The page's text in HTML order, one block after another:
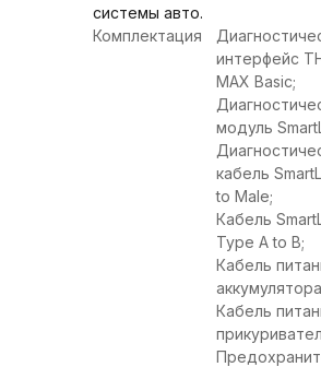
системы авто.
Комплектация
интерфейс
MAX Basic;
модуль
кабель
to Male;
Кабель
Type A to B;
Кабель
Кабель